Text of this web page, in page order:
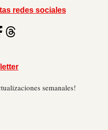
redes sociales
semanales!